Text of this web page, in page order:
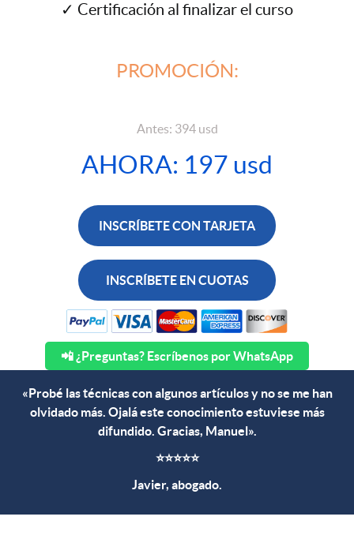
✓ Certificación al finalizar el curso
PROMOCIÓN:
Antes: 394 usd
AHORA: 197 usd
INSCRÍBETE CON TARJETA
INSCRÍBETE EN CUOTAS
📲 ¿Preguntas? Escríbenos por WhatsApp
«Probé las técnicas con algunos artículos y no se me han
olvidado más. Ojalá este conocimiento estuviese más
difundido. Gracias, Manuel».
⭐⭐⭐⭐⭐
Javier, abogado.